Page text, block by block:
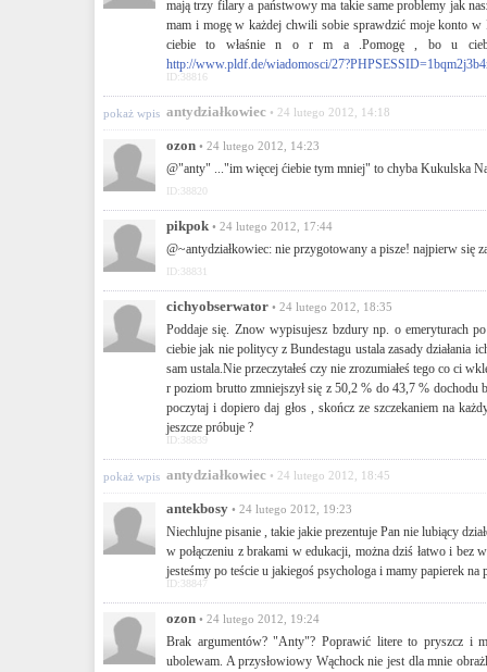
mają trzy filary a państwowy ma takie same problemy jak
mam i mogę w każdej chwili sobie sprawdzić moje konto w
ciebie to właśnie n o r m a .Pomogę , bo u
http://www.pldf.de/wiadomosci/
ID:38816
antydziałkowiec • 24 lutego 2012, 14:18
pokaż wpis
ozon • 24 lutego 2012, 14:23
@"anty" ..."im więcej ćiebie tym mniej" to chyba Kukulska
ID:38820
pikpok • 24 lutego 2012, 17:44
@~antydziałkowiec: nie przygotowany a pisze! najpierw się
ID:38831
cichyobserwator • 24 lutego 2012, 18:35
Poddaje się. Znow wypisujesz bzdury np. o emeryturach
ciebie jak nie politycy z Bundestagu ustala zasady
sam ustala.Nie przeczytałeś czy nie zrozumiałeś tego co ci
r poziom brutto zmniejszył się z 50,2 % do 43,7 % dochodu
poczytaj i dopiero daj głos , skończ ze szczekaniem na
jeszcze próbuje ?
ID:38839
antydziałkowiec • 24 lutego 2012, 18:45
pokaż wpis
antekbosy • 24 lutego 2012, 19:23
Niechlujne pisanie , takie jakie prezentuje Pan nie lubiący
w połączeniu z brakami w edukacji, można dziś łatwo i bez
jesteśmy po teście u jakiegoś psychologa i mamy papierek
ID:38847
ozon • 24 lutego 2012, 19:24
Brak argumentów? "Anty"? Poprawić litere to pryszcz i
ubolewam. A przysłowiowy Wąchock nie jest dla mnie